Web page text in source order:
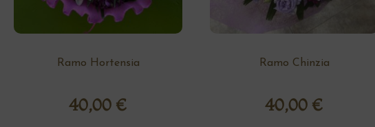
Ramo Hortensia
40,00 €
Ramo Chinzia
40,00 €